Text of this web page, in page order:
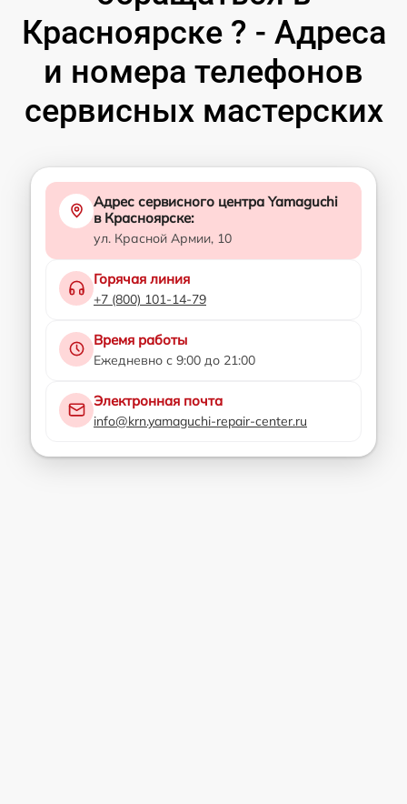
Красноярске ? - Адреса
и номера телефонов
сервисных мастерских
Адрес сервисного центра Yamaguchi
в Красноярске:
ул. Красной Армии, 10
Горячая линия
+7 (800) 101-14-79
Время работы
Ежедневно с 9:00 до 21:00
Электронная почта
info@krn.yamaguchi-repair-center.ru